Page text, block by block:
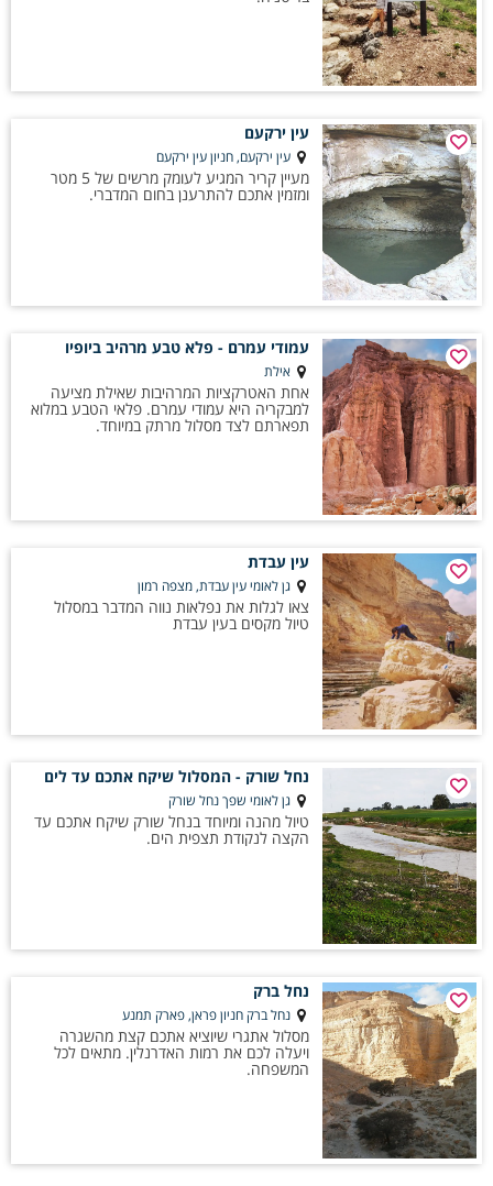
עין ירקעם
עין ירקעם, חניון עין ירקעם
מעיין קריר המגיע לעומק מרשים של 5 מטר
ומזמין אתכם להתרענן בחום המדברי.
עמודי עמרם - פלא טבע מרהיב ביופיו
אילת
אחת האטרקציות המרהיבות שאילת מציעה
למבקריה היא עמודי עמרם. פלאי הטבע במלוא
תפארתם לצד מסלול מרתק במיוחד.
עין עבדת
גן לאומי עין עבדת, מצפה רמון
צאו לגלות את נפלאות נווה המדבר במסלול
טיול מקסים בעין עבדת
נחל שורק - המסלול שיקח אתכם עד לים
גן לאומי שפך נחל שורק
טיול מהנה ומיוחד בנחל שורק שיקח אתכם עד
הקצה לנקודת תצפית הים.
נחל ברק
נחל ברק חניון פראן, פארק תמנע
מסלול אתגרי שיוציא אתכם קצת מהשגרה
ויעלה לכם את רמות האדרנלין. מתאים לכל
המשפחה.